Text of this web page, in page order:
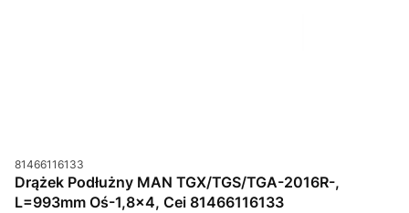
Kod produktu
81466116133
Drążek Podłużny MAN TGX/TGS/TGA-2016R-,
L=993mm Oś-1,8x4, Cei 81466116133